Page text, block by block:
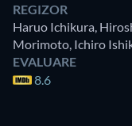
REGIZOR
Haruo Ichikura
Morimoto Ichiro
EVALUARE
8.6